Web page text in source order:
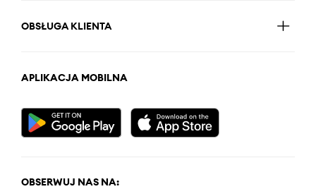
OBSŁUGA KLIENTA
APLIKACJA MOBILNA
OBSERWUJ NAS NA: